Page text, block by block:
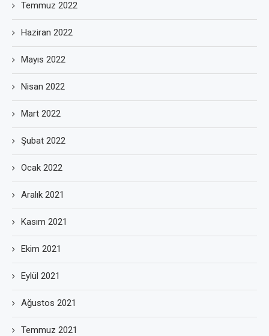
Temmuz 2022
Haziran 2022
Mayıs 2022
Nisan 2022
Mart 2022
Şubat 2022
Ocak 2022
Aralık 2021
Kasım 2021
Ekim 2021
Eylül 2021
Ağustos 2021
Temmuz 2021